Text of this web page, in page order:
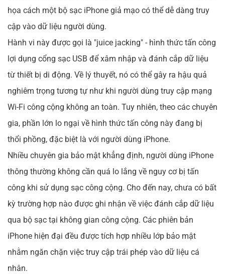
họa cách một bộ sạc iPhone giả mạo có thể dễ dàng truy
cập vào dữ liệu người dùng.
Hành vi này được gọi là "juice jacking" - hình thức tấn công
lợi dụng cổng sạc USB để xâm nhập và đánh cắp dữ liệu
từ thiết bị di động. Về lý thuyết, nó có thể gây ra hậu quả
nghiêm trọng tương tự như khi người dùng truy cập mạng
Wi-Fi công cộng không an toàn. Tuy nhiên, theo các chuyên
gia, phần lớn lo ngại về hình thức tấn công này đang bị
thổi phồng, đặc biệt là với người dùng iPhone.
Nhiều chuyên gia bảo mật khẳng định, người dùng iPhone
thông thường không cần quá lo lắng về nguy cơ bị tấn
công khi sử dụng sạc công cộng. Cho đến nay, chưa có bất
kỳ trường hợp nào được ghi nhận về việc đánh cắp dữ liệu
qua bộ sạc tại không gian công cộng. Các phiên bản
iPhone hiện đại đều được tích hợp nhiều lớp bảo mật
nhằm ngăn chặn việc truy cập trái phép vào dữ liệu cá
nhân.